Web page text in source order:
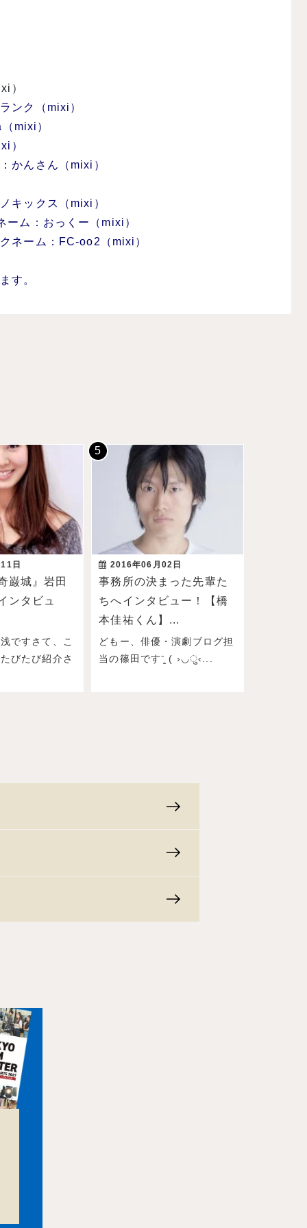
）
ク（mixi）
mixi）
）
んさん（mixi）
ックス（mixi）
ム：おっくー（mixi）
ーム：FC-oo2（mixi）
す。
日
巌城』岩田
ンタビュ
ですさて、こ
びたび紹介さ
2016年06月02日
事務所の決まった先輩た
ちへインタビュー！【橋
本佳祐くん】...
どもー、俳優・演劇ブログ担
当の篠田ですˉ̞̭ ( ›◡ु‹...